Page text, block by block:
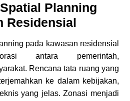
Planning
Residensial
pada kawasan residensial
antara pemerintah,
Rencana tata ruang yang
ke dalam kebijakan,
yang jelas. Zonasi menjadi